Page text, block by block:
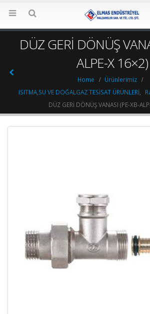
DÜZ GERİ DÖNÜŞ
ALPE-X 16×2)
Home
Ürünlerimiz
ISITMA,SU VE DOĞALGAZ TESİSAT ÜRÜNLERİ,
DÜZ GERİ DÖNÜŞ VANASI (PE-XB-